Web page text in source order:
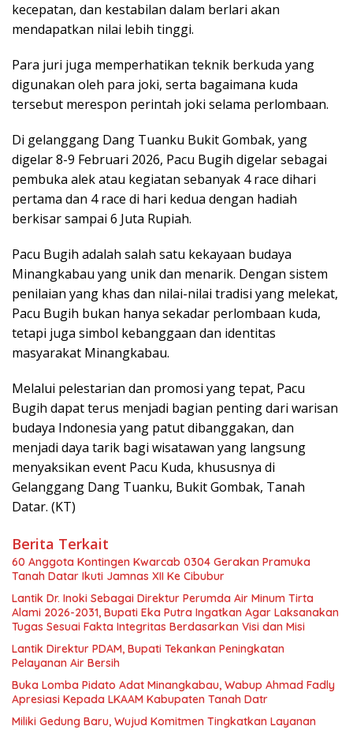
kecepatan, dan kestabilan dalam berlari akan
mendapatkan nilai lebih tinggi.
Para juri juga memperhatikan teknik berkuda yang
digunakan oleh para joki, serta bagaimana kuda
tersebut merespon perintah joki selama perlombaan.
Di gelanggang Dang Tuanku Bukit Gombak, yang
digelar 8-9 Februari 2026, Pacu Bugih digelar sebagai
pembuka alek atau kegiatan sebanyak 4 race dihari
pertama dan 4 race di hari kedua dengan hadiah
berkisar sampai 6 Juta Rupiah.
Pacu Bugih adalah salah satu kekayaan budaya
Minangkabau yang unik dan menarik. Dengan sistem
penilaian yang khas dan nilai-nilai tradisi yang melekat,
Pacu Bugih bukan hanya sekadar perlombaan kuda,
tetapi juga simbol kebanggaan dan identitas
masyarakat Minangkabau.
Melalui pelestarian dan promosi yang tepat, Pacu
Bugih dapat terus menjadi bagian penting dari warisan
budaya Indonesia yang patut dibanggakan, dan
menjadi daya tarik bagi wisatawan yang langsung
menyaksikan event Pacu Kuda, khususnya di
Gelanggang Dang Tuanku, Bukit Gombak, Tanah
Datar. (KT)
Berita Terkait
60 Anggota Kontingen Kwarcab 0304 Gerakan Pramuka
Tanah Datar Ikuti Jamnas XII Ke Cibubur
Lantik Dr. Inoki Sebagai Direktur Perumda Air Minum Tirta
Alami 2026-2031, Bupati Eka Putra Ingatkan Agar Laksanakan
Tugas Sesuai Fakta Integritas Berdasarkan Visi dan Misi
Lantik Direktur PDAM, Bupati Tekankan Peningkatan
Pelayanan Air Bersih
Buka Lomba Pidato Adat Minangkabau, Wabup Ahmad Fadly
Apresiasi Kepada LKAAM Kabupaten Tanah Datr
Miliki Gedung Baru, Wujud Komitmen Tingkatkan Layanan